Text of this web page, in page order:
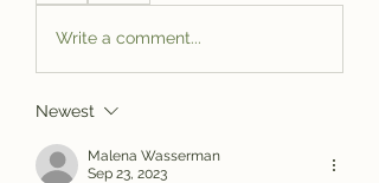
Write a comment...
Newest
Malena Wasserman
Sep 23, 2023